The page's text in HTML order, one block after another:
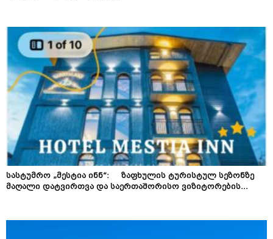
სასტუმრო „მესტია ინნ“: ზაფხულის ტურისტულ სეზონზე
მაღალი დატვირთვა და საერთაშორისო ვიზიტორების...